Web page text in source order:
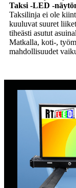
Taksi -LED -
Taksilinja ei ole
kuuluvat suuret
tiheästi asutut
Matkalla, koti-,
mahdollisuudet